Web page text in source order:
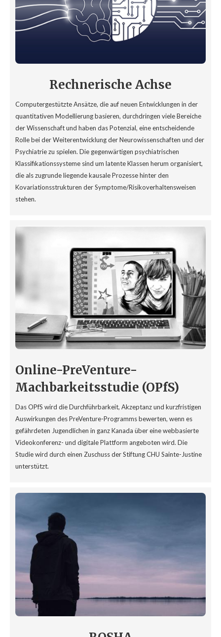
Rechnerische Achse
Computergestützte Ansätze, die auf neuen Entwicklungen in der
quantitativen Modellierung basieren, durchdringen viele Bereiche
der Wissenschaft und haben das Potenzial, eine entscheidende
Rolle bei der Weiterentwicklung der Neurowissenschaften und der
Psychiatrie zu spielen. Die gegenwärtigen psychiatrischen
Klassifikationssysteme sind um latente Klassen herum organisiert,
die als zugrunde liegende kausale Prozesse hinter den
Kovariationsstrukturen der Symptome/Risikoverhaltensweisen
stehen.
Online-PreVenture-
Machbarkeitsstudie (OPfS)
Das OPfS wird die Durchführbarkeit, Akzeptanz und kurzfristigen
Auswirkungen des PreVenture-Programms bewerten, wenn es
gefährdeten Jugendlichen in ganz Kanada über eine webbasierte
Videokonferenz- und digitale Plattform angeboten wird. Die
Studie wird durch einen Zuschuss der Stiftung CHU Sainte-Justine
unterstützt.